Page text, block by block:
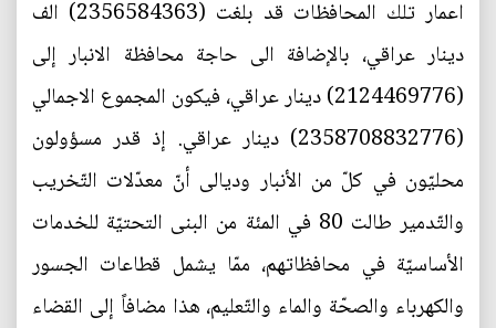
اعمار تلك المحافظات قد بلغت (2356584363) الف
دينار عراقي، بالإضافة الى حاجة محافظة الانبار إلى
(2124469776) دينار عراقي، فيكون المجموع الاجمالي
(2358708832776) دينار عراقي. إذ قدر مسؤولون
محليّون في كلّ من الأنبار وديالى أنّ معدّلات التّخريب
والتّدمير طالت 80 في المئة من البنى التحتيّة للخدمات
الأساسيّة في محافظاتهم، ممّا يشمل قطاعات الجسور
والكهرباء والصحّة والماء والتّعليم، هذا مضافاً إلى القضاء